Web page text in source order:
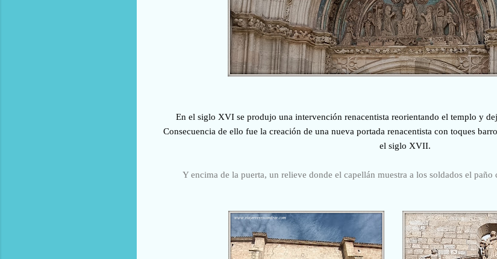
En el siglo XVI se produjo una intervención renacentista reorientando el templo y
Consecuencia de ello fue la creación de una nueva portada renacentista con toques
el siglo XVII.
Y encima de la puerta, un relieve donde el capellán muestra a los soldados el paño